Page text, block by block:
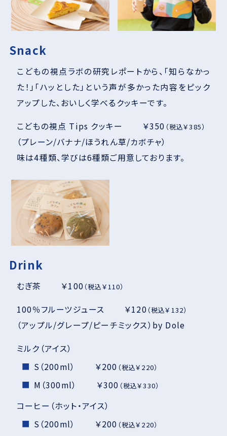
Snack
こどもの視点ラボの研究レポートから、「知らなかっ
た！」「ハッとした」という声が多かった内容をピック
アップした、おいしく学べるクッキーです。
こどもの視点 Tips クッキー ￥350 （税込￥385）
（プレーン/バナナ/ほうれん草/カボチャ）
味は4種類、学びは6種類ご用意しております。
Drink
むぎ茶 ￥100 （税込￥110）
100％フルーツジュース ￥120 （税込￥132）
（アップル/グレープ/ピーチミックス）by Dole
ミルク（アイス）
S（200ml） ￥200 （税込￥220）
M（300ml） ￥300 （税込￥330）
コーヒー（ホット・アイス）
S（200ml） ￥200 （税込￥220）